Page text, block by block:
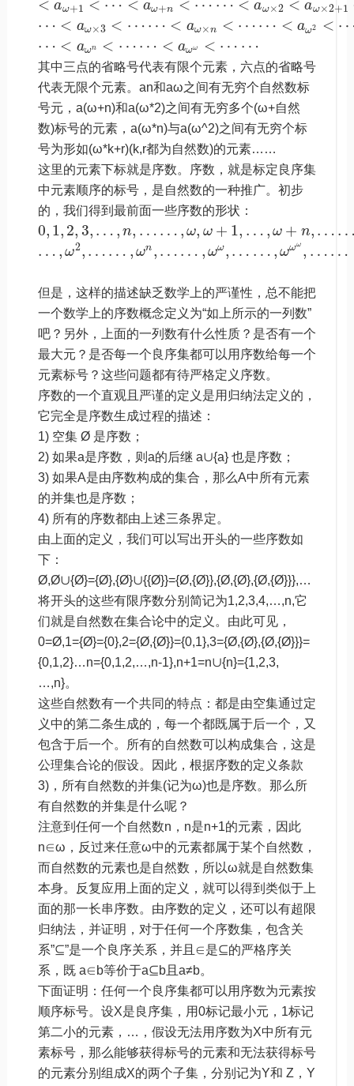
< aω+1 < ⋯ < aω+n < ⋯ ⋯ < aω×2 < aω×2+1
⋯ < aω×3 < ⋯ ⋯ < aω×n < ⋯ ⋯ < aω2 <
⋯ < aωn < ⋯ ⋯ < aωω < ⋯ ⋯
其中三点的省略号代表有限个元素，六点的省略号
代表无限个元素。an和aω之间有无穷个自然数标
号元，a(ω+n)和a(ω*2)之间有无穷多个(ω+自然
数)标号的元素，a(ω*n)与a(ω^2)之间有无穷个标
号为形如(ω*k+r)(k,r都为自然数)的元素……
这里的元素下标就是序数。序数，就是标定良序集
中元素顺序的标号，是自然数的一种推广。初步
的，我们得到最前面一些序数的形状：
0, 1, 2, 3, … , n, … … , ω, ω + 1, … , ω + n, …
… , ω2, … … , ωn , … … , ωω, … … , ωωω , … …
但是，这样的描述缺乏数学上的严谨性，总不能把
一个数学上的序数概念定义为“如上所示的一列数”
吧？另外，上面的一列数有什么性质？是否有一个
最大元？是否每一个良序集都可以用序数给每一个
元素标号？这些问题都有待严格定义序数。
序数的一个直观且严谨的定义是用归纳法定义的，
它完全是序数生成过程的描述：
1) 空集 Ø 是序数；
2) 如果a是序数，则a的后继 a∪{a} 也是序数；
3) 如果A是由序数构成的集合，那么A中所有元素
的并集也是序数；
4) 所有的序数都由上述三条界定。
由上面的定义，我们可以写出开头的一些序数如
下：
Ø,Ø∪{Ø}={Ø},{Ø}∪{{Ø}}={Ø,{Ø}},{Ø,{Ø},{Ø,{Ø}}},…
将开头的这些有限序数分别简记为1,2,3,4,…,n,它
们就是自然数在集合论中的定义。由此可见，
0=Ø,1={Ø}={0},2={Ø,{Ø}}={0,1},3={Ø,{Ø},{Ø,{Ø}}}=
{0,1,2}…n={0,1,2,…,n-1},n+1=n∪{n}={1,2,3,
…,n}。
这些自然数有一个共同的特点：都是由空集通过定
义中的第二条生成的，每一个都既属于后一个，又
包含于后一个。所有的自然数可以构成集合，这是
公理集合论的假设。因此，根据序数的定义条款
3)，所有自然数的并集(记为ω)也是序数。那么所
有自然数的并集是什么呢？
注意到任何一个自然数n，n是n+1的元素，因此
n∈ω，反过来任意ω中的元素都属于某个自然数，
而自然数的元素也是自然数，所以ω就是自然数集
本身。反复应用上面的定义，就可以得到类似于上
面的那一长串序数。由序数的定义，还可以有超限
归纳法，并证明，对于任何一个序数集，包含关
系”⊆”是一个良序关系，并且∈是⊆的严格序关
系，既 a∈b等价于a⊆b且a≠b。
下面证明：任何一个良序集都可以用序数为元素按
顺序标号。设X是良序集，用0标记最小元，1标记
第二小的元素，…，假设无法用序数为X中所有元
素标号，那么能够获得标号的元素和无法获得标号
的元素分别组成X的两个子集，分别记为Y和 Z，Y